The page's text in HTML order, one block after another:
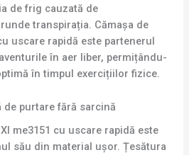
de frig cauzată de
transpirația. Cămașa de
uscare rapidă este partenerul
în aer liber, permițându-
în timpul exercițiilor fizice.
de purtare fără sarcină
me3151 cu uscare rapidă este
său din material ușor. Țesătura